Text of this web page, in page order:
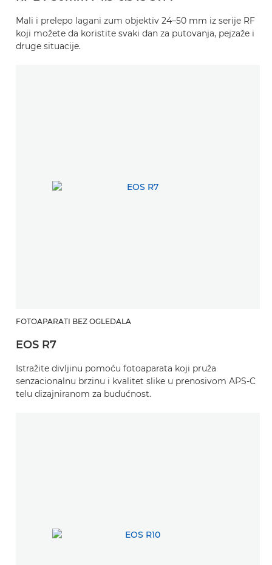
Mali i prelepo lagani zum objektiv 24–50 mm iz serije RF
koji možete da koristite svaki dan za putovanja, pejzaže i
druge situacije.
FOTOAPARATI BEZ OGLEDALA
EOS R7
Istražite divljinu pomoću fotoaparata koji pruža
senzacionalnu brzinu i kvalitet slike u prenosivom APS-C
telu dizajniranom za budućnost.